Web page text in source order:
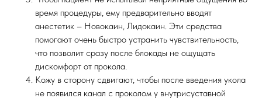
время процедуры, ему предварительно вводят
анестетик – Новокаин, Лидокаин. Эти средства
помогают очень быстро устранить чувствительность,
что позволит сразу после блокады не ощущать
дискомфорт от прокола.
Кожу в сторону сдвигают, чтобы после введения укола
не появился канал с проколом у внутрисуставной